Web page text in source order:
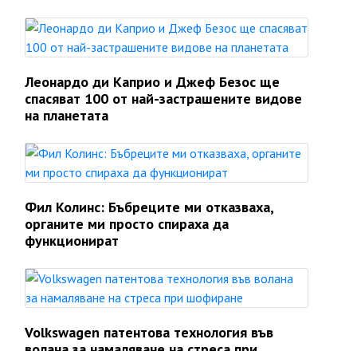
Леонардо ди Каприо и Джеф Безос ще
спасяват 100 от най-застрашените видове
на планетата
Фил Колинс: Бъбреците ми отказваха,
органите ми просто спираха да
функционират
Volkswagen патентова технология във